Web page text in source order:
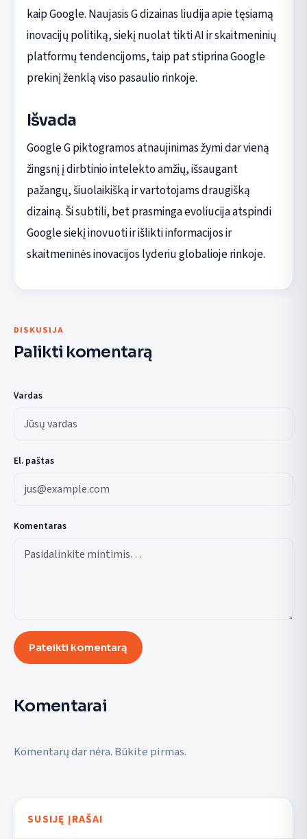
kaip Google. Naujasis G dizainas liudija apie tęsiamą
inovacijų politiką, siekį nuolat tikti AI ir skaitmeninių
platformų tendencijoms, taip pat stiprina Google
prekinį ženklą viso pasaulio rinkoje.
Išvada
Google G piktogramos atnaujinimas žymi dar vieną
žingsnį į dirbtinio intelekto amžių, išsaugant
pažangų, šiuolaikišką ir vartotojams draugišką
dizainą. Ši subtili, bet prasminga evoliucija atspindi
Google siekį inovuoti ir išlikti informacijos ir
skaitmeninės inovacijos lyderiu globalioje rinkoje.
DISKUSIJA
Palikti komentarą
Vardas
El. paštas
Komentaras
Pateikti komentarą
Komentarai
Komentarų dar nėra. Būkite pirmas.
SUSIJĘ ĮRAŠAI